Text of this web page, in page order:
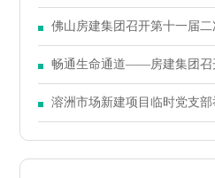
二次党员大会
佛山房建集团召开第十一届二
东大会
畅通生命通道——房建集团召
大会
溶洲市场新建项目临时党支